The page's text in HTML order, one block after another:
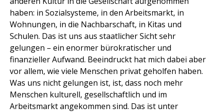
haben: in Sozialsysteme, in den Arbeitsmarkt, in
Wohnungen, in die Nachbarschaft, in Kitas und
Schulen. Das ist uns aus staatlicher Sicht sehr
gelungen – ein enormer bürokratischer und
finanzieller Aufwand. Beeindruckt hat mich dabei aber
vor allem, wie viele Menschen privat geholfen haben.
Was uns nicht gelungen ist, ist, dass noch mehr
Menschen kulturell, gesellschaftlich und im
Arbeitsmarkt angekommen sind. Das ist unter